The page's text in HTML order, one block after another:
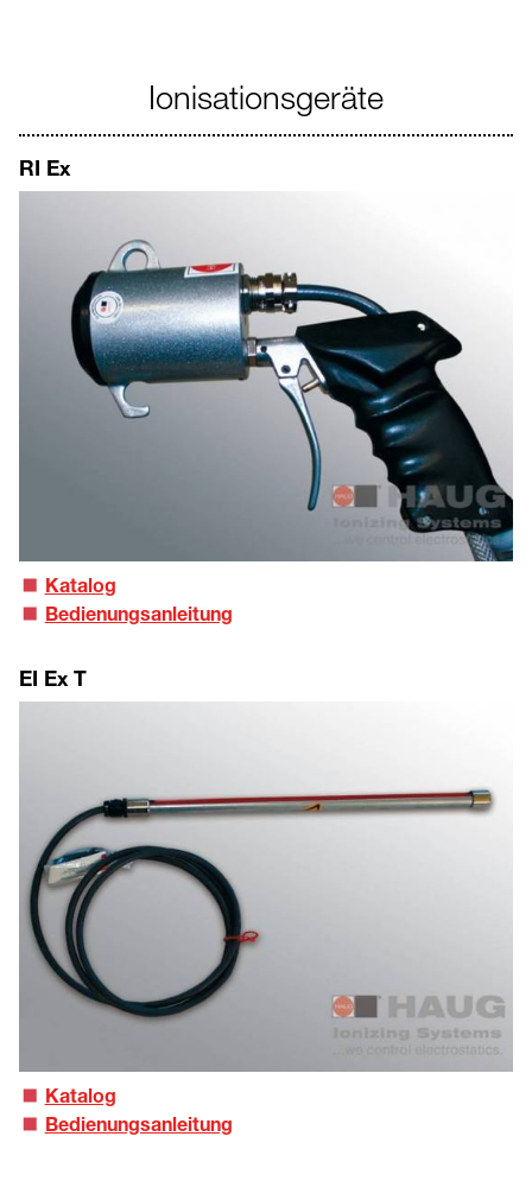
Ionisationsgeräte
RI Ex
Katalog
Bedienungsanleitung
EI Ex T
Katalog
Bedienungsanleitung